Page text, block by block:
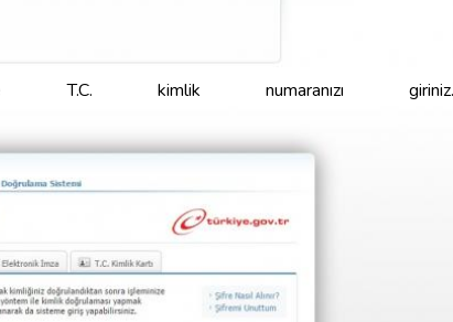
T.C. kimlik numaranızı giriniz.